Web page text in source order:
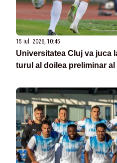
15 iul. 2026, 10:45
Universitatea Cluj va juca
turul al doilea preliminar